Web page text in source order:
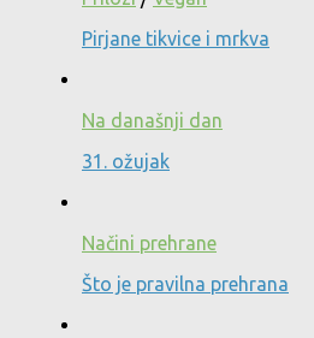
Pirjane tikvice i mrkva
Na današnji dan
31. ožujak
Načini prehrane
Što je pravilna prehrana